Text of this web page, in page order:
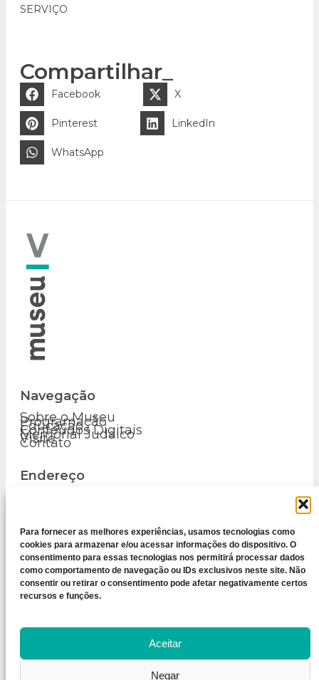
Para fornecer as melhores experiências, usamos tecnologias como
cookies para armazenar e/ou acessar informações do dispositivo. O
consentimento para essas tecnologias nos permitirá processar dados
como comportamento de navegação ou IDs exclusivos neste site. Não
consentir ou retirar o consentimento pode afetar negativamente certos
recursos e funções.
Aceitar
Negar
SERVIÇO
Compartilhar_
Facebook X
Pinterest LinkedIn
WhatsApp
Navegação
Sobre o Museu
Programação
Educação
Conteúdos Digitais
Memorial Judaico
Visite
Contato
Endereço
Centro – Vassouras – RJ
CEP 27700-000
Copyright© 2026 Museu Vassouras. Todos os
Direitos Reservados